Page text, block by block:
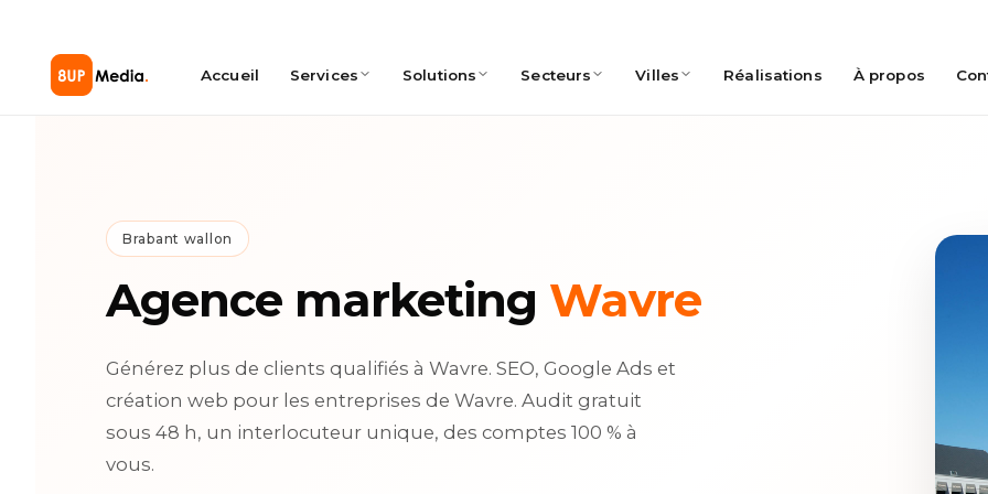
Accueil Services Solutions Secteurs Villes Réalisations À propos
Brabant wallon
Agence marketing Wavre
Générez plus de clients qualifiés à Wavre. SEO, Google Ads et
création web pour les entreprises de Wavre. Audit gratuit
sous 48 h, un interlocuteur unique, des comptes 100 % à
vous.